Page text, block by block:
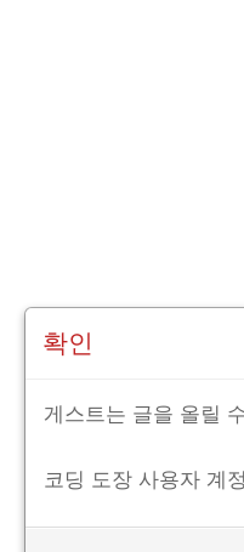
확인
게스트는 글을 올릴
코딩 도장 사용자 계